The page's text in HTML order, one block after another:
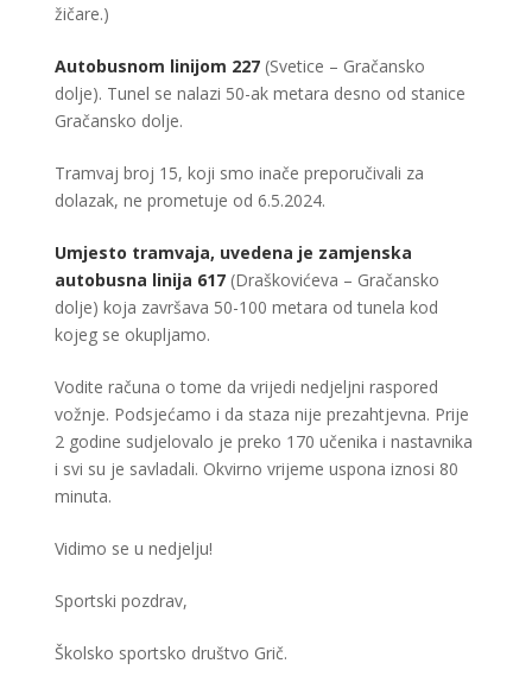
žičare.)
Autobusnom linijom 227 (Svetice – Gračansko
dolje). Tunel se nalazi 50-ak metara desno od stanice
Gračansko dolje.
Tramvaj broj 15, koji smo inače preporučivali za
dolazak, ne prometuje od 6.5.2024.
Umjesto tramvaja, uvedena je zamjenska
autobusna linija 617 (Draškovićeva – Gračansko
dolje) koja završava 50-100 metara od tunela kod
kojeg se okupljamo.
Vodite računa o tome da vrijedi nedjeljni raspored
vožnje. Podsjećamo i da staza nije prezahtjevna. Prije
2 godine sudjelovalo je preko 170 učenika i nastavnika
i svi su je savladali. Okvirno vrijeme uspona iznosi 80
minuta.
Vidimo se u nedjelju!
Sportski pozdrav,
Školsko sportsko društvo Grič.